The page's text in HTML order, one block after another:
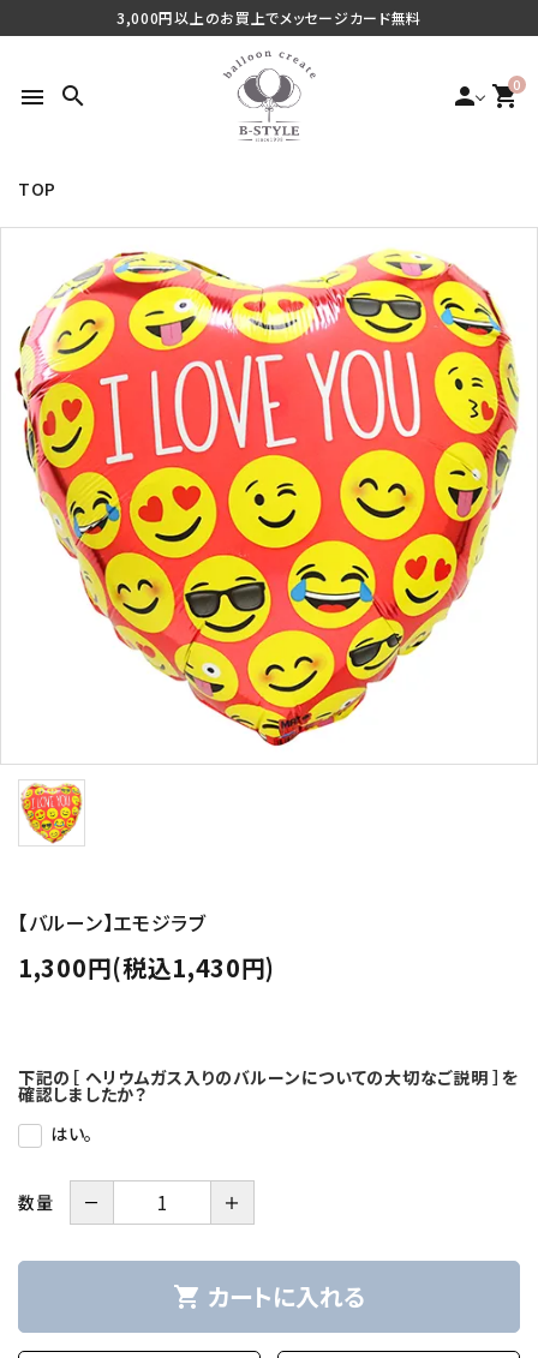
3,000円以上のお買上でメッセージカード無料
menu search person 0
shopping_cart
最近チェックした商品
ご利用シーンから探す
商品タイプから探す
価格から探す
コンテンツ
ガイドライン
meeting_room ログイン
TOP
【バルーン】エモジラブ
1,300円(税込1,430円)
下記の［ ヘリウムガス入りのバルーンについての大切なご説明 ］を
確認しましたか？
はい。
数量 － ＋
shopping_cart カートに入れる